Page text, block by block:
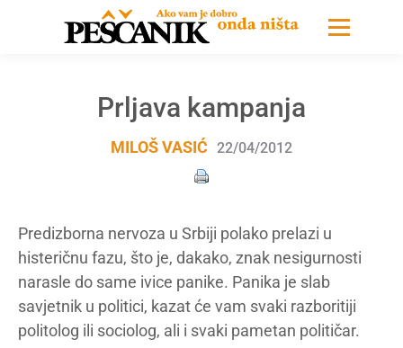
Prljava kampanja
MILOŠ VASIĆ 22/04/2012
Predizborna nervoza u Srbiji polako prelazi u
histeričnu fazu, što je, dakako, znak nesigurnosti
narasle do same ivice panike. Panika je slab
savjetnik u politici, kazat će vam svaki razboritiji
politolog ili sociolog, ali i svaki pametan političar.